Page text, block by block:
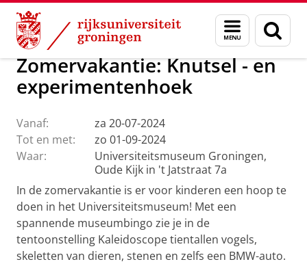
Skip
Content
Skip
Navigation
Menu
en
zoeken
Over ons Actueel Evenementen
Zomervakantie: Knutsel - en
experimentenhoek
Vanaf:
za 20-07-2024
Tot en met:
zo 01-09-2024
Waar:
Universiteitsmuseum Groningen,
Oude Kijk in 't Jatstraat 7a
In de zomervakantie is er voor kinderen een hoop te
doen in het Universiteitsmuseum! Met een
spannende museumbingo zie je in de
tentoonstelling Kaleidoscope tientallen vogels,
skeletten van dieren, stenen en zelfs een BMW-auto.